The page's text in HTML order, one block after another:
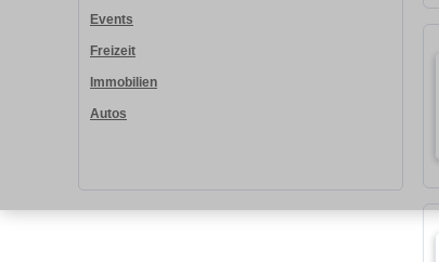
Events
Freizeit
Immobilien
Autos